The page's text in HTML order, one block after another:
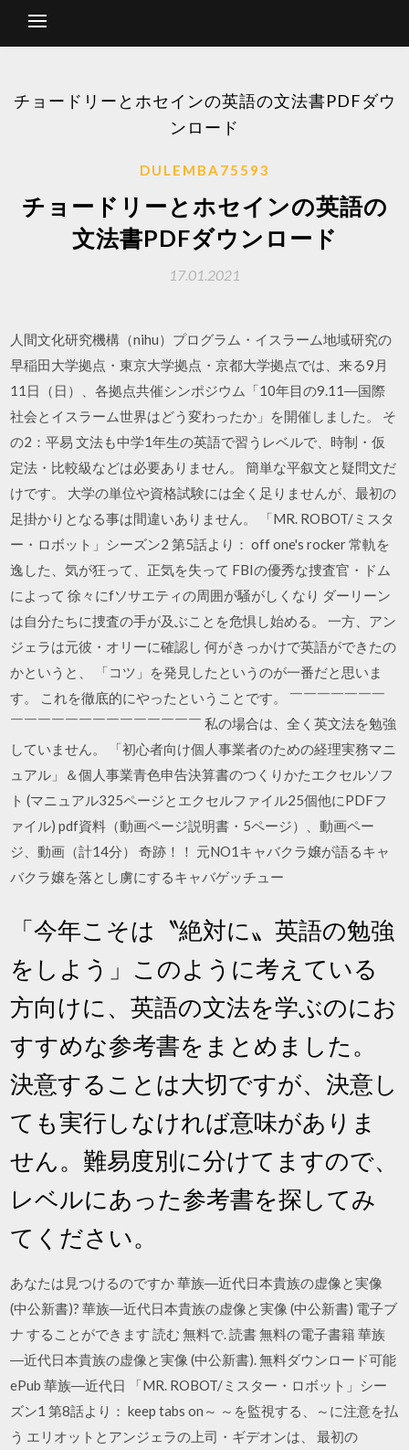
チョードリーとホセインの英語の文法書PDFダウ
ンロード
DULEMBA75593
チョードリーとホセインの英語の
文法書PDFダウンロード
17.01.2021
人間文化研究機構（nihu）プログラム・イスラーム地域研究の
早稲田大学拠点・東京大学拠点・京都大学拠点では、来る9月
11日（日）、各拠点共催シンポジウム「10年目の9.11―国際
社会とイスラーム世界はどう変わったか」を開催しました。 そ
の2：平易 文法も中学1年生の英語で習うレベルで、時制・仮
定法・比較級などは必要ありません。 簡単な平叙文と疑問文だ
けです。 大学の単位や資格試験には全く足りませんが、最初の
足掛かりとなる事は間違いありません。 「MR. ROBOT/ミスタ
ー・ロボット」シーズン2 第5話より： off one's rocker 常軌を
逸した、気が狂って、正気を失って FBIの優秀な捜査官・ドム
によって 徐々にfソサエティの周囲が騒がしくなり ダーリーン
は自分たちに捜査の手が及ぶことを危惧し始める。 一方、アン
ジェラは元彼・オリーに確認し 何がきっかけで英語ができたの
かというと、 「コツ」を発見したというのが一番だと思いま
す。 これを徹底的にやったということです。 ￣￣￣￣￣￣￣
￣￣￣￣￣￣￣￣￣￣￣￣￣￣ 私の場合は、全く英文法を勉強
していません。 「初心者向け個人事業者のための経理実務マニ
ュアル」＆個人事業青色申告決算書のつくりかたエクセルソフ
ト (マニュアル325ページとエクセルファイル25個他にPDFフ
ァイル) pdf資料（動画ページ説明書・5ページ）、動画ペー
ジ、動画（計14分） 奇跡！！ 元NO1キャバクラ嬢が語るキャ
バクラ嬢を落とし虜にするキャバゲッチュー
「今年こそは〝絶対に〟英語の勉強
をしよう」このように考えている
方向けに、英語の文法を学ぶのにお
すすめな参考書をまとめました。
決意することは大切ですが、決意し
ても実行しなければ意味がありま
せん。難易度別に分けてますので、
レベルにあった参考書を探してみ
てください。
あなたは見つけるのですか 華族―近代日本貴族の虚像と実像
(中公新書)? 華族―近代日本貴族の虚像と実像 (中公新書) 電子ブ
ナ することができます 読む 無料で. 読書 無料の電子書籍 華族
―近代日本貴族の虚像と実像 (中公新書). 無料ダウンロード可能
ePub 華族―近代日 「MR. ROBOT/ミスター・ロボット」シー
ズン1 第8話より： keep tabs on～ ～を監視する、～に注意を払
う エリオットとアンジェラの上司・ギデオンは、 最初の